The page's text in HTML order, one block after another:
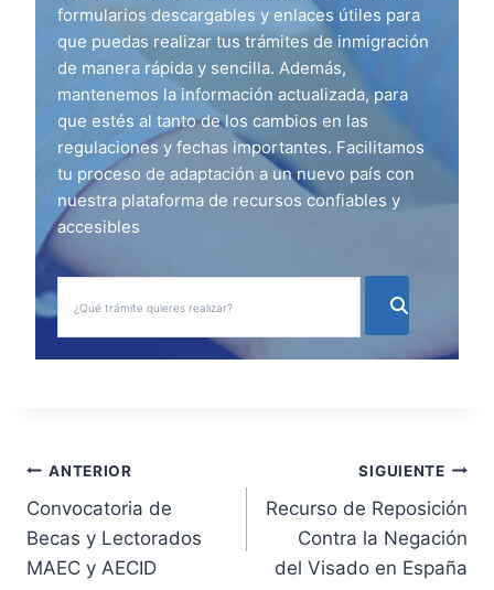
formularios descargables y enlaces útiles para
que puedas realizar tus trámites de inmigración
de manera rápida y sencilla. Además,
mantenemos la información actualizada, para
que estés al tanto de los cambios en las
regulaciones y fechas importantes. Facilitamos
tu proceso de adaptación a un nuevo país con
nuestra plataforma de recursos confiables y
accesibles
N
a
v
ANTERIOR
Convocatoria de
Becas y Lectorados
MAEC y AECID
SIGUIENTE
Recurso de Reposición
Contra la Negación
del Visado en España